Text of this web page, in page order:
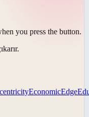
you press the button.
.
EconomicEdge